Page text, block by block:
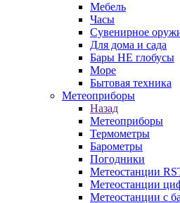
Мебель
Часы
Сувенирное
Для дома и сада
Бары НЕ глобусы
Море
Бытовая техника
Метеоприборы
Назад
Метеоприборы
Термометры
Барометры
Погодники
Метеостанции
Метеостанции
Метеостанции с